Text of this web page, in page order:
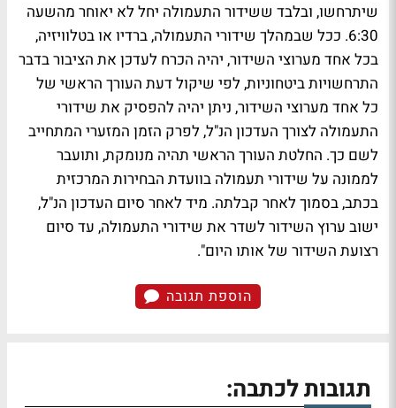
שיתרחשו, ובלבד ששידור התעמולה יחל לא יאוחר מהשעה
6:30. ככל שבמהלך שידורי התעמולה, ברדיו או בטלוויזיה,
בכל אחד מערוצי השידור, יהיה הכרח לעדכן את הציבור בדבר
התרחשויות ביטחוניות, לפי שיקול דעת העורך הראשי של
כל אחד מערוצי השידור, ניתן יהיה להפסיק את שידורי
התעמולה לצורך העדכון הנ"ל, לפרק הזמן המזערי המתחייב
לשם כך. החלטת העורך הראשי תהיה מנומקת, ותועבר
לממונה על שידורי תעמולה בוועדת הבחירות המרכזית
בכתב, בסמוך לאחר קבלתה. מיד לאחר סיום העדכון הנ"ל,
ישוב ערוץ השידור לשדר את שידורי התעמולה, עד סיום
רצועת השידור של אותו היום".
הוספת תגובה
תגובות לכתבה: